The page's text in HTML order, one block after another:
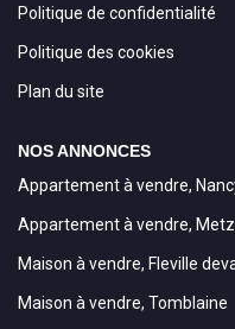
Politique de confidentialité
Politique des cookies
Plan du site
NOS ANNONCES
Appartement à vendre,
Appartement à vendre, Metz
Maison à vendre, Fleville
Maison à vendre, Tomblaine